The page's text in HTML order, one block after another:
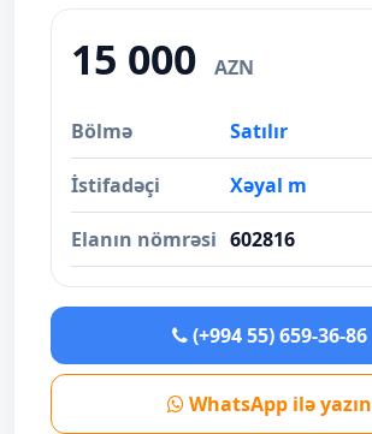
15 000 AZN
Bölmə Satılır
İstifadəçi Xəyal m
Elanın nömrəsi 602816
(+994 55) 659-36-86
WhatsApp ilə yazın